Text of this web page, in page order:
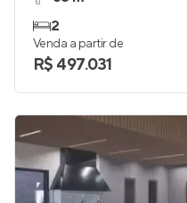
2
Venda a partir de
R$ 497.031